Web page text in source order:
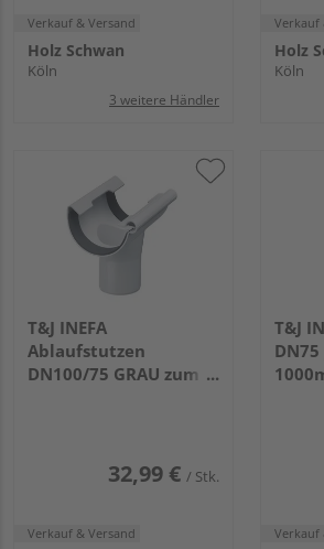
Verkauf & Versand
Holz Schwan
Köln
3 weitere Händler
Verkauf
Holz
Köln
T&J INEFA
Ablaufstutzen
DN100/75 GRAU zum
32,99 € / Stk.
Verkauf & Versand
T&J
Verkauf